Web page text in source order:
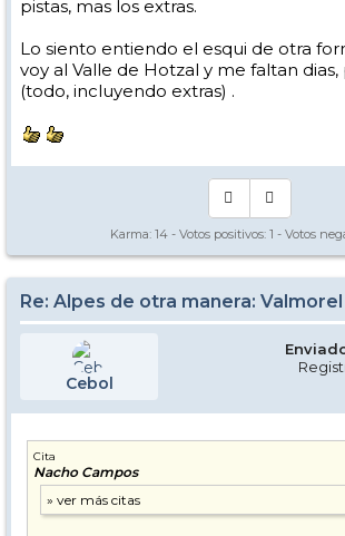
pistas, mas los extras.
Lo siento entiendo el esqui de otra
voy al Valle de Hotzal y me faltan
(todo, incluyendo extras) .
Karma: 14 - Votos positivos: 1 - Votos
Re: Alpes de otra manera: Valmorel
Cebol
Cita
Nacho Campos